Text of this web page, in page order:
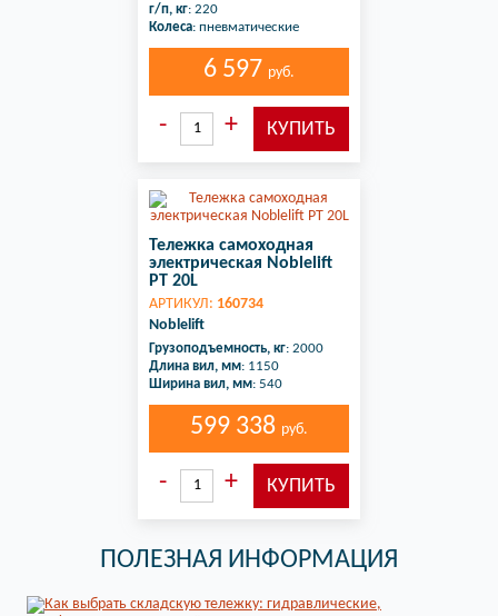
г/п, кг: 220
Колеса: пневматические
6 597 руб.
Тележка самоходная
электрическая Noblelift
PT 20L
АРТИКУЛ: 160734
Noblelift
Грузоподъемность, кг: 2000
Длина вил, мм: 1150
Ширина вил, мм: 540
599 338 руб.
ПОЛЕЗНАЯ ИНФОРМАЦИЯ